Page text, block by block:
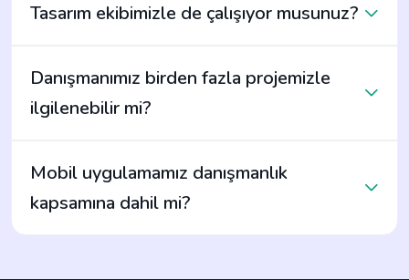
Tasarım ekibimizle de çalışıyor musunuz?
Danışmanımız birden fazla projemizle
ilgilenebilir mi?
Mobil uygulamamız danışmanlık
kapsamına dahil mi?